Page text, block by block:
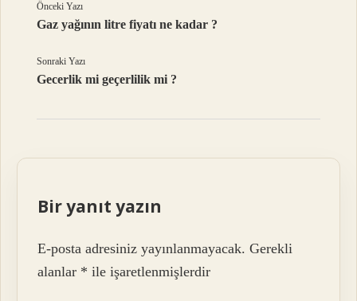
Önceki Yazı
Gaz yağının litre fiyatı ne kadar ?
Sonraki Yazı
Gecerlik mi geçerlilik mi ?
Bir yanıt yazın
E-posta adresiniz yayınlanmayacak. Gerekli
alanlar * ile işaretlenmişlerdir